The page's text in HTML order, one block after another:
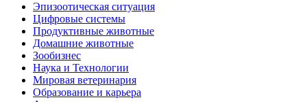
Эпизоотическая ситуация
Цифровые системы
Продуктивные животные
Домашние животные
Зообизнес
Наука и Технологии
Мировая ветеринария
Образование и карьера